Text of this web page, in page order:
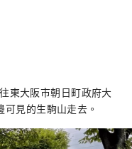
東大阪市朝日町政府大
見的生駒山走去。